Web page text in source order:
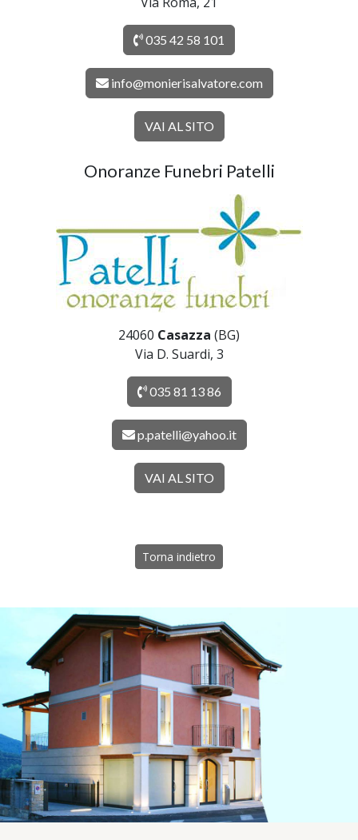
035 42 58 101
info@monierisalvatore.com
VAI AL SITO
Onoranze Funebri Patelli
24060 Casazza (BG)
Via D. Suardi, 3
035 81 13 86
p.patelli@yahoo.it
VAI AL SITO
Torna indietro